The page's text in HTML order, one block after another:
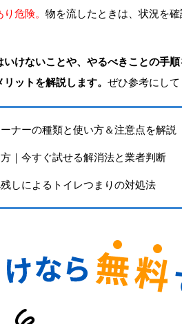
危険。 物を流したときは、状況を
けないことや、やるべきことの手順
ットを解説します。 ぜひ参考にして
ナーの種類と使い方＆注意点を解説
｜今すぐ試せる解消法と業者判断
しによるトイレつまりの対処法